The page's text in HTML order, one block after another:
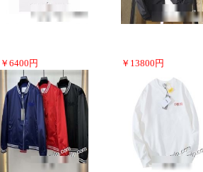
￥ 6400 円 ￥ 13800 円